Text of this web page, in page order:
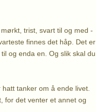
trist, svart til og med -
finnes det håp. Det er
og enda en. Og slik skal du
tanker om å ende livet.
for det venter et annet og